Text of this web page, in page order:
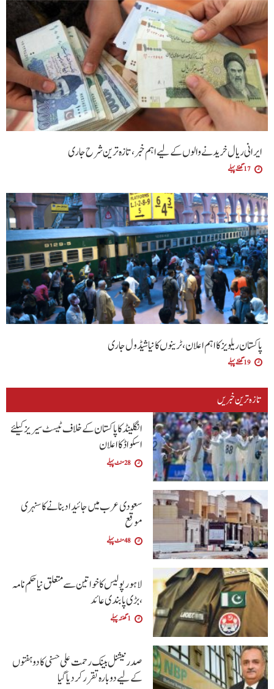
ایرانی ریال خریدنے والوں کے لیے اہم خبر، تازہ ترین شرح جاری
17 گھنٹے پہلے
پاکستان ریلویز کا اہم اعلان، ٹرینوں کا نیا شیڈول جاری
19 گھنٹے پہلے
تازہ ترین خبریں
انگلینڈ کا پاکستان کے خلاف ٹیسٹ سیریز کیلئے
اسکواڈ کا اعلان
28 منٹ پہلے
سعودی عرب میں جائیداد بنانے کا سنہری
موقع
48 منٹ پہلے
لاہور پولیس کا خواتین سے متعلق نیا حکم نامہ
،بڑی پابندی عائد
1 گھنٹہ پہلے
صدر نیشنل بینک رحمت علی حسنی کا دو ہفتوں
کے لیے دوبارہ تقرر کر دیا گیا